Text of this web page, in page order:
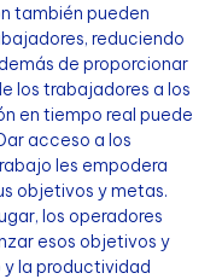
también pueden
reduciendo
de proporcionar
los trabajadores a los
en tiempo real puede
acceso a los
les empodera
objetivos y metas.
los operadores
esos objetivos y
la productividad